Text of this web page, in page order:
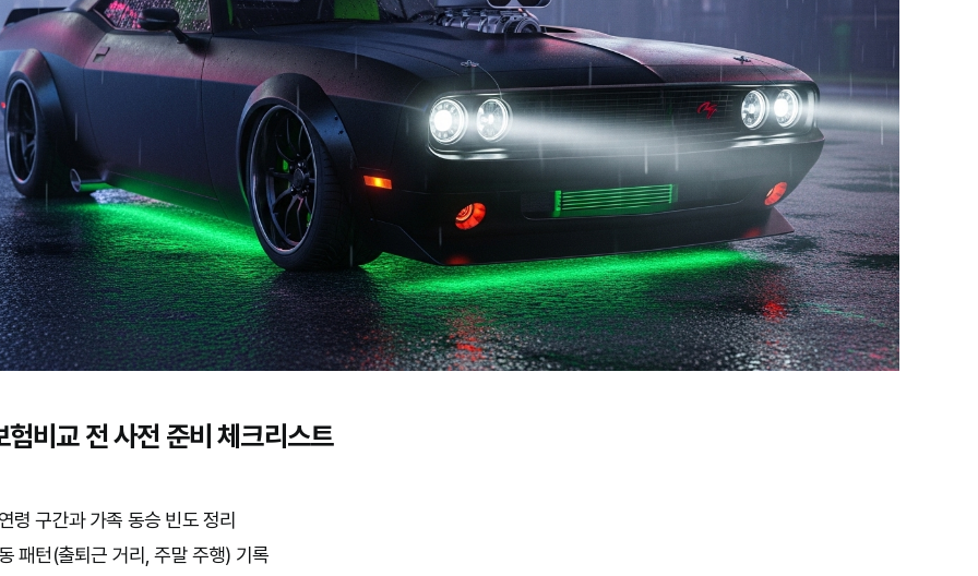
험비교 전 사전 준비 체크리스트
령 구간과 가족 동승 빈도 정리
패턴(출퇴근 거리, 주말 주행) 기록